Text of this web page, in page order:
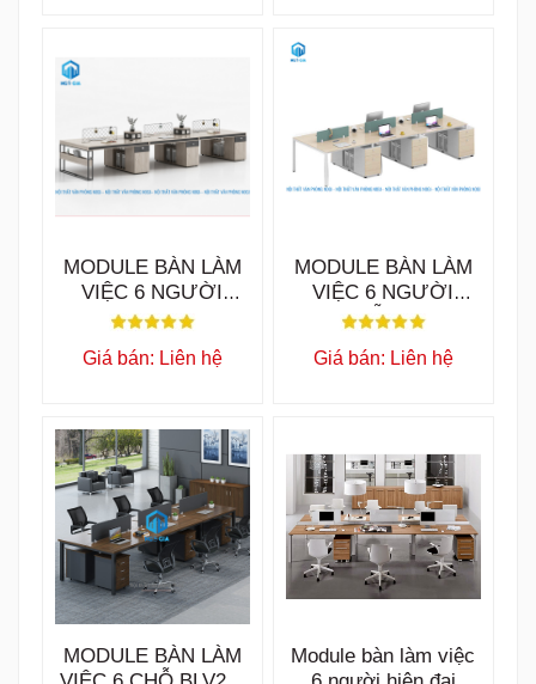
MODULE BÀN LÀM
VIỆC 6 NGƯỜI
TYSON BLV31
Giá bán: Liên hệ
MODULE BÀN LÀM
VIỆC 6 NGƯỜI
KAIDO MẪU B BLV37
Giá bán: Liên hệ
MODULE BÀN LÀM
Module bàn làm việc